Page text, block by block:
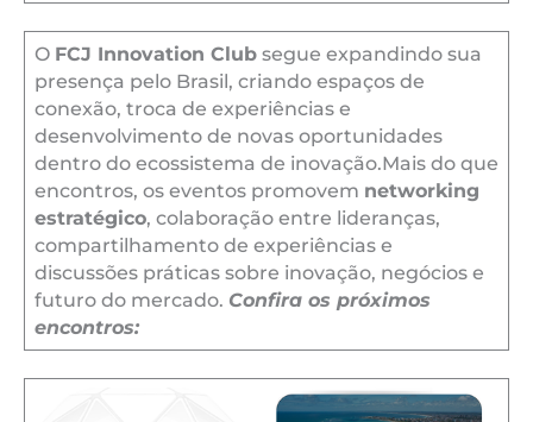
O FCJ Innovation Clubsegue expandindo sua
presença pelo Brasil, criando espaços de
conexão, troca de experiências e
desenvolvimento de novas oportunidades
dentro do ecossistema de inovação.Mais do que
encontros, os eventos promovem networking
estratégico, colaboração entre lideranças,
compartilhamento de experiências e
discussões práticas sobre inovação, negócios e
futuro do mercado. Confira os próximos
encontros: